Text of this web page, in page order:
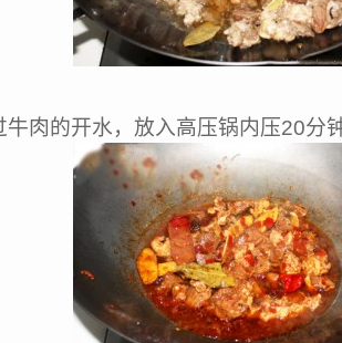
牛肉的开水，放入高压锅内压20分